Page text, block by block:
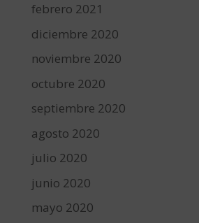
febrero 2021
diciembre 2020
noviembre 2020
octubre 2020
septiembre 2020
agosto 2020
julio 2020
junio 2020
mayo 2020